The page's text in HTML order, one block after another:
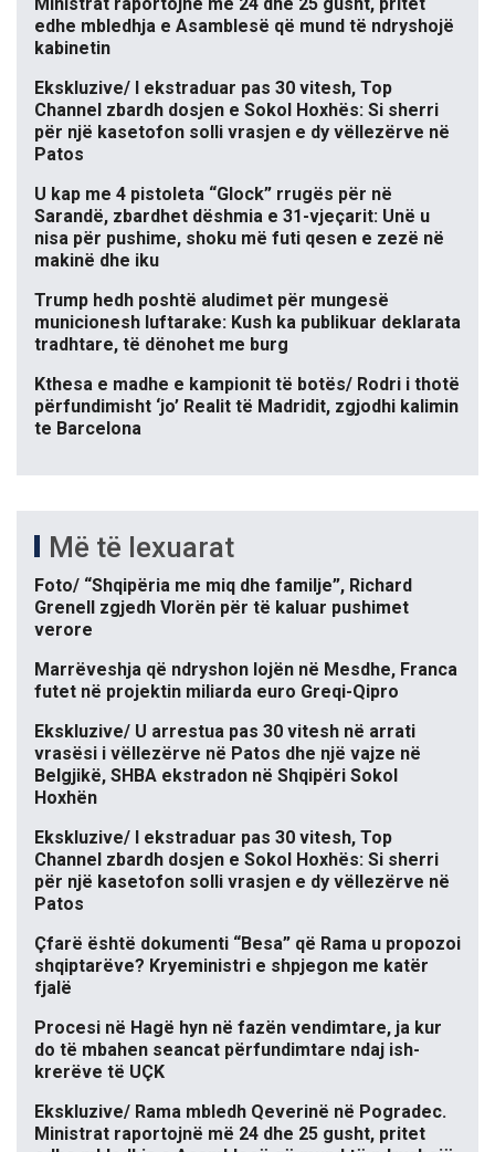
edhe mbledhja e Asamblesë që mund të ndryshojë
kabinetin
Ekskluzive/ I ekstraduar pas 30 vitesh, Top
Channel zbardh dosjen e Sokol Hoxhës: Si sherri
për një kasetofon solli vrasjen e dy vëllezërve në
Patos
U kap me 4 pistoleta “Glock” rrugës për në
Sarandë, zbardhet dëshmia e 31-vjeçarit: Unë u
nisa për pushime, shoku më futi qesen e zezë në
makinë dhe iku
Trump hedh poshtë aludimet për mungesë
municionesh luftarake: Kush ka publikuar deklarata
tradhtare, të dënohet me burg
Kthesa e madhe e kampionit të botës/ Rodri i thotë
përfundimisht ‘jo’ Realit të Madridit, zgjodhi kalimin
te Barcelona
Më të lexuarat
Foto/ “Shqipëria me miq dhe familje”, Richard
Grenell zgjedh Vlorën për të kaluar pushimet
verore
Marrëveshja që ndryshon lojën në Mesdhe, Franca
futet në projektin miliarda euro Greqi-Qipro
Ekskluzive/ U arrestua pas 30 vitesh në arrati
vrasësi i vëllezërve në Patos dhe një vajze në
Belgjikë, SHBA ekstradon në Shqipëri Sokol
Hoxhën
Ekskluzive/ I ekstraduar pas 30 vitesh, Top
Channel zbardh dosjen e Sokol Hoxhës: Si sherri
për një kasetofon solli vrasjen e dy vëllezërve në
Patos
Çfarë është dokumenti “Besa” që Rama u propozoi
shqiptarëve? Kryeministri e shpjegon me katër
fjalë
Procesi në Hagë hyn në fazën vendimtare, ja kur
do të mbahen seancat përfundimtare ndaj ish-
krerëve të UÇK
Ekskluzive/ Rama mbledh Qeverinë në Pogradec.
Ministrat raportojnë më 24 dhe 25 gusht, pritet